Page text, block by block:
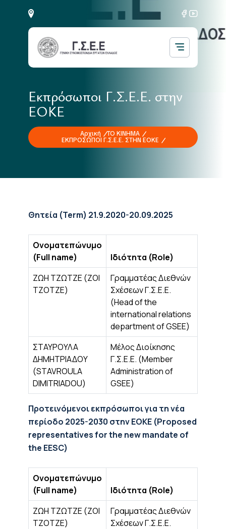
Εκπρόσωποι Γ.Σ.Ε.Ε. στην
ΕΟΚΕ
Αρχική
ΤΟ ΚΙΝΗΜΑ
ΕΚΠΡΟΣΩΠΟΙ Γ.Σ.Ε.Ε. ΣΤΗΝ ΕΟΚΕ
Θητεία (Term) 21.9.2020-20.09.2025
Ονοματεπώνυμο
(Full name)
Ιδιότητα (Role)
ΖΩΗ ΤΖΩΤΖΕ (ZOI
TZOTZE)
Γραμματέας Διεθνών
Σχέσεων Γ.Σ.Ε.Ε.
(Head of the
international relations
department of GSEE)
ΣΤΑΥΡΟΥΛΑ
ΔΗΜΗΤΡΙΑΔΟΥ
(STAVROULA
DIMITRIADOU)
Μέλος Διοίκησης
Γ.Σ.Ε.Ε. (Member
Administration of
GSEE)
Προτεινόμενοι εκπρόσωποι για τη νέα
περίοδο 2025-2030 στην ΕΟΚΕ (Proposed
representatives for the new mandate of
the EESC)
Ονοματεπώνυμο
(Full name)
Ιδιότητα (Role)
ΖΩΗ ΤΖΩΤΖΕ (ZOI
TZOTZE)
Γραμματέας Διεθνών
Σχέσεων Γ.Σ.Ε.Ε.